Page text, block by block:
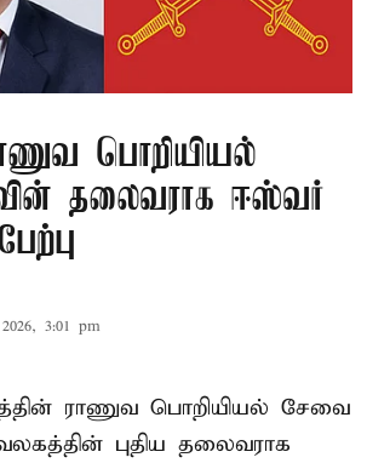
பொறியியல்
தலைவராக ஈஸ்வர்
3:01 pm
ராணுவ பொறியியல் சேவை
புதிய தலைவராக